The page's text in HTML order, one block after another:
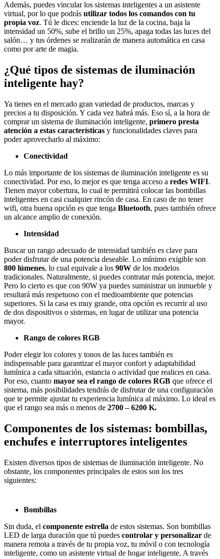
Además, puedes vincular los sistemas inteligentes a un asistente
virtual, por lo que podrás utilizar todos los comandos con tu
propia voz. Tú le dices: enciende la luz de la cocina, baja la
intensidad un 50%, sube el brillo un 25%, apaga todas las luces del
salón… y tus órdenes se realizarán de manera automática en casa
como por arte de magia.
¿Qué tipos de sistemas de iluminación
inteligente hay?
Ya tienes en el mercado gran variedad de productos, marcas y
precios a tu disposición. Y cada vez habrá más. Eso sí, a la hora de
comprar un sistema de iluminación inteligente, primero presta
atención a estas características y funcionalidades claves para
poder aprovecharlo al máximo:
Conectividad
Lo más importante de los sistemas de iluminación inteligente es su
conectividad. Por eso, lo mejor es que tenga acceso a redes WIFI.
Tienen mayor cobertura, lo cual te permitirá colocar las bombillas
inteligentes en casi cualquier rincón de casa. En caso de no tener
wifi, otra buena opción es que tenga Bluetooth, pues también ofrece
un alcance amplio de conexión.
Intensidad
Buscar un rango adecuado de intensidad también es clave para
poder disfrutar de una potencia deseable. Lo mínimo exigible son
800 lúmenes, lo cual equivale a los 90W de los modelos
tradicionales. Naturalmente, si puedes contratar más potencia, mejor.
Pero lo cierto es que con 90W ya puedes suministrar un inmueble y
resultará más respetuoso con el medioambiente que potencias
superiores. Si la casa es muy grande, otra opción es recurrir al uso
de dos dispositivos o sistemas, en lugar de utilizar una potencia
mayor.
Rango de colores RGB
Poder elegir los colores y tonos de las luces también es
indispensable para garantizar el mayor confort y adaptabilidad
lumínica a cada situación, estancia o actividad que realices en casa.
Por eso, cuanto mayor sea el rango de colores RGB que ofrece el
sistema, más posibilidades tendrás de disfrutar de una configuración
que te permite ajustar tu experiencia lumínica al máximo. Lo ideal es
que el rango sea más o menos de 2700 – 6200 K.
Componentes de los sistemas: bombillas,
enchufes e interruptores inteligentes
Existen diversos tipos de sistemas de iluminación inteligente. No
obstante, los componentes principales de estos son los tres
siguientes:
Bombillas
Sin duda, el componente estrella de estos sistemas. Son bombillas
LED de larga duración que tú puedes controlar y personalizar de
manera remota a través de tu propia voz, tu móvil o con tecnología
inteligente, como un asistente virtual de hogar inteligente. A través